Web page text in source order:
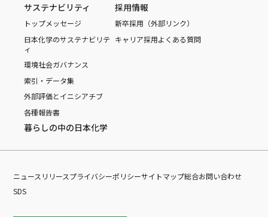
サステナビリティ
トップメッセージ
日本化学のサステナビリテ
ィ
環境社会ガバナンス
索引・データ集
外部評価とイニシアチブ
各種報告書
採用情報
新卒採用（外部リンク）
キャリア採用よくある質問
暮らしの中の日本化学
ニュースリリースプライバシーポリシーサイトマップ総合お問い合わせ
SDS